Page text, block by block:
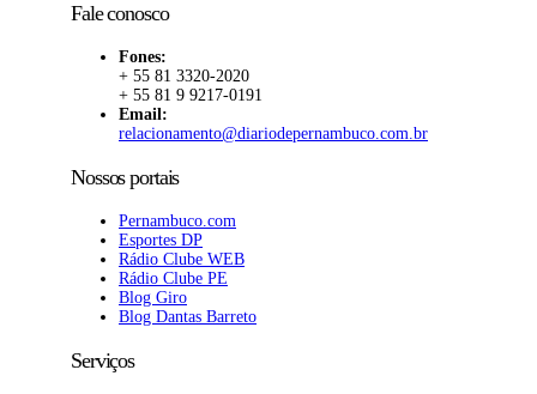
Fale conosco
Fones:
+ 55 81 3320-2020
+ 55 81 9 9217-0191
Email:
relacionamento@diariodepernambuco.com.br
Nossos portais
Pernambuco.com
Esportes DP
Rádio Clube WEB
Rádio Clube PE
Blog Giro
Blog Dantas Barreto
Serviços